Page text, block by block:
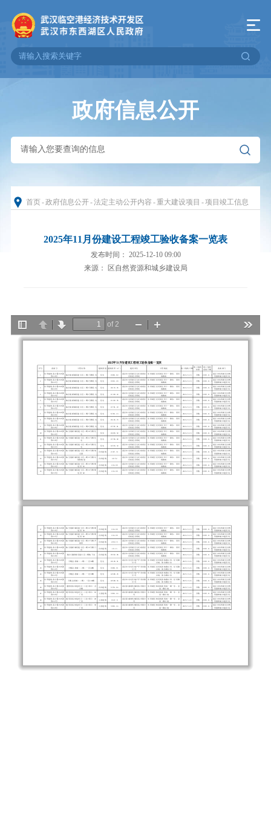
政府信息公开
首页-政府信息公开-法定主动公开内容 -重大建设项目 -项目竣工信息
2025年11月份建设工程竣工验收备案一览表
发布时间： 2025-12-10 09:00
来源： 区自然资源和城乡建设局